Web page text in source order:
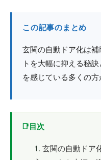
この記事のまとめ
玄関の自動ドア化は
トを大幅に抑える秘
を感じている多くの
目次
玄関の自動ドア